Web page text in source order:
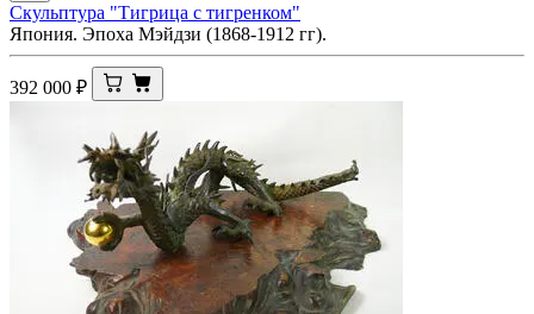
Скульптура "Тигрица с тигренком"
Япония. Эпоха Мэйдзи (1868-1912 гг).
392 000 ₽